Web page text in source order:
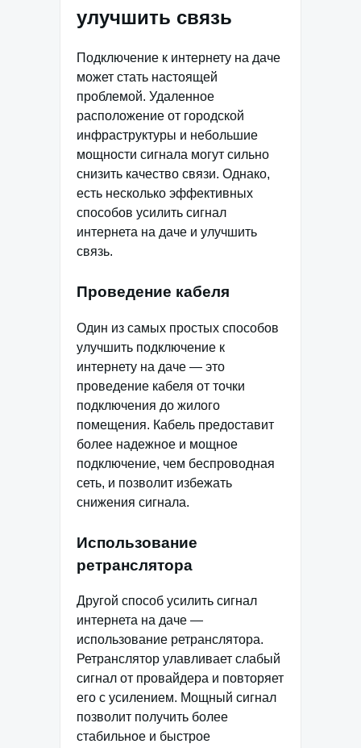
улучшить связь
Подключение к интернету на даче
может стать настоящей
проблемой. Удаленное
расположение от городской
инфраструктуры и небольшие
мощности сигнала могут сильно
снизить качество связи. Однако,
есть несколько эффективных
способов усилить сигнал
интернета на даче и улучшить
связь.
Проведение кабеля
Один из самых простых способов
улучшить подключение к
интернету на даче — это
проведение кабеля от точки
подключения до жилого
помещения. Кабель предоставит
более надежное и мощное
подключение, чем беспроводная
сеть, и позволит избежать
снижения сигнала.
Использование
ретранслятора
Другой способ усилить сигнал
интернета на даче —
использование ретранслятора.
Ретранслятор улавливает слабый
сигнал от провайдера и повторяет
его с усилением. Мощный сигнал
позволит получить более
стабильное и быстрое